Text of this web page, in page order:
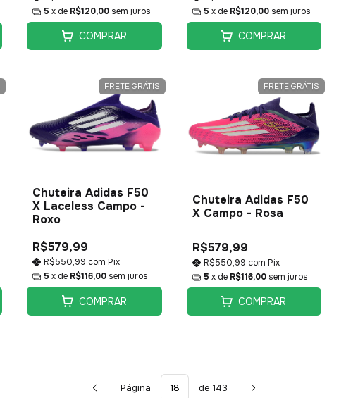
5 x de R$120,00 sem juros
COMPRAR
5 x de R$120,00 sem juros
COMPRAR
FRETE GRÁTIS
Chuteira Adidas F50
X Laceless Campo -
Roxo
R$579,99
R$550,99 com Pix
5 x de R$116,00 sem juros
COMPRAR
FRETE GRÁTIS
Chuteira Adidas F50
X Campo - Rosa
R$579,99
R$550,99 com Pix
5 x de R$116,00 sem juros
COMPRAR
Página de 143